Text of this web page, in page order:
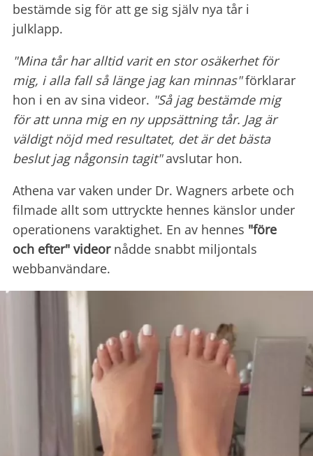
bestämde sig för att ge sig själv nya tår i
julklapp.
"Mina tår har alltid varit en stor osäkerhet för
mig, i alla fall så länge jag kan minnas"förklarar
hon i en av sina videor. "Så jag bestämde mig
för att unna mig en ny uppsättning tår. Jag är
väldigt nöjd med resultatet, det är det bästa
beslut jag någonsin tagit"avslutar hon.
Athena var vaken under Dr. Wagners arbete och
filmade allt som uttryckte hennes känslor under
operationens varaktighet. En av hennes "före
och efter" videornådde snabbt miljontals
webbanvändare.